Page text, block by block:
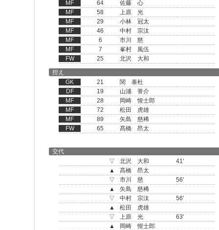
MF
64
佐藤 心
MF
58
上原 光
MF
29
小林 冠太
MF
46
中村 宗汰
MF
6
市川 慈
MF
7
峯村 風伍
FW
25
北沢 大和
控え
GK
21
関 泰杜
DF
19
山浦 誉介
MF
28
岡崎 惺士郎
MF
72
松田 虎雄
MF
89
矢島 慈稀
FW
65 髙橋 昂太
交代
▽
北沢 大和
41'
▲
髙橋 昂太
▽
市川 慈
56'
▲
矢島 慈稀
▽
中村 宗汰
56'
▲
松田 虎雄
▽
上原 光
63'
▲
岡崎 惺士郎